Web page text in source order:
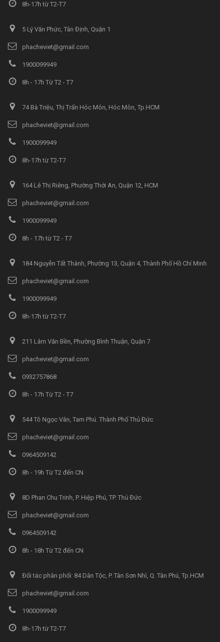
8h-17h từ T2-T7
5 Lý Văn Phức, Tân Định, Quận 1
phacheviet@gmail.com
1900099949
8h - 17h Từ T2 - T7
74 Bà Triệu, Thị Trấn Hóc Môn, Hóc Môn, Tp.HCM
phacheviet@gmail.com
1900099949
8h-17h từ T2-T7
164 Lê Thị Riêng, Phường Thới An, Quận 12, HCM
phacheviet@gmail.com
1900099949
8h - 17h từ T2 - T7
184 Nguyễn Tất Thành, Phường 13, Quận 4, Thành Phố Hồ Chí Minh
phacheviet@gmail.com
1900099949
8h-17h từ T2-T7
211 Lâm Văn Bền, Phường Bình Thuận, Quận 7
phacheviet@gmail.com
0932757868
8h - 17h Từ T2 - T7
544 Tô Ngọc Vân, Tam Phú. Thành Phố Thủ Đức
phacheviet@gmail.com
0964509142
8h - 19h Từ T2 đến CN
8D Phan Chu Trinh, P. Hiệp Phú, TP. Thủ Đức
phacheviet@gmail.com
0964509142
8h - 18h Từ T2 đến CN
Đối tác phân phối: 84 Dân Tộc, P. Tân Sơn Nhì, Q. Tân Phú, Tp.HCM
phacheviet@gmail.com
1900099949
8h-17h từ T2-T7